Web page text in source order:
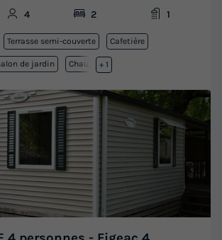
4 2 1
Terrasse semi-couverte Cafetière
de jardin Chauffage
+ 1